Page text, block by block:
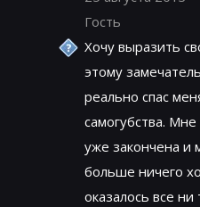
Гость
Хочу выразить
этому
реально спас
самогубства.
уже закончена и
больше ничего
оказалось все